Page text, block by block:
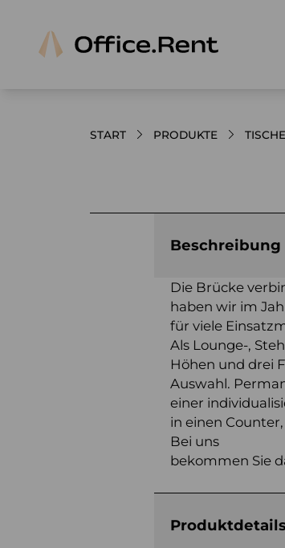
START PRODUKTE TISCHE
Beschreibung
Die Brücke
haben wir im
für viele
Als Lounge-,
Höhen und drei
Auswahl.
einer
in einen
Bei uns
bekommen Sie